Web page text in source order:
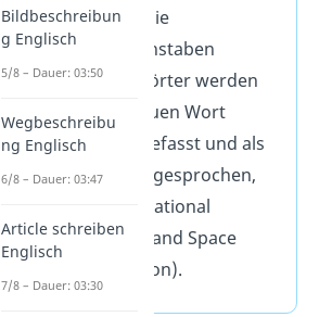
Akronyme:
die
Anfangsbuchstaben
mehrerer Wörter werden
zu einem neuen Wort
zusammengefasst und als
ein Wort ausgesprochen,
z. B. NASA (National
Aeronautics and Space
Administration).
Bildbeschreibun
g Englisch
5/8 – Dauer: 03:50
Wegbeschreibu
ng Englisch
6/8 – Dauer: 03:47
Article schreiben
Englisch
7/8 – Dauer: 03:30